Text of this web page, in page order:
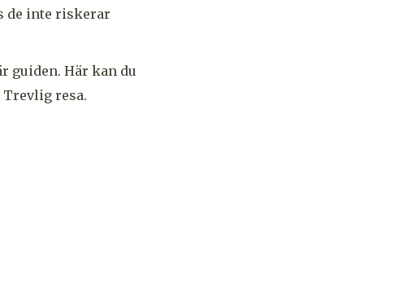
de inte riskerar
guiden. Här kan du
resa.